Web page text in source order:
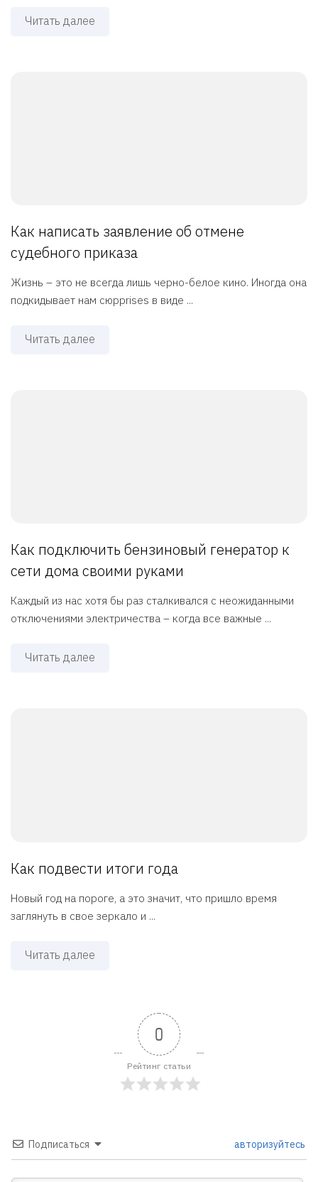
Читать далее
Как написать заявление об отмене
судебного приказа
Жизнь – это не всегда лишь черно-белое кино. Иногда она
подкидывает нам сюрprises в виде ...
Читать далее
Как подключить бензиновый генератор к
сети дома своими руками
Каждый из нас хотя бы раз сталкивался с неожиданными
отключениями электричества – когда все важные ...
Читать далее
Как подвести итоги года
Новый год на пороге, а это значит, что пришло время
заглянуть в свое зеркало и ...
Читать далее
0
Рейтинг статьи
Подписаться авторизуйтесь